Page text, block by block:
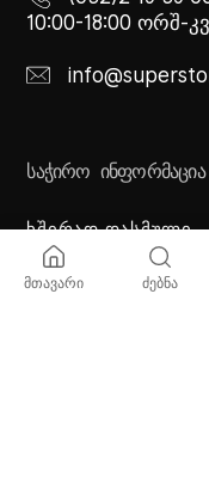
10:00-18:00 ორშ-
ᲡᲐᲭᲘᲠᲝ ᲘᲜᲤᲝᲠᲛᲐᲪᲘᲐ
ხშირად დასმული
კითხვები
მიწოდების სერვისი
გადახდის
მთავარი ძებნა